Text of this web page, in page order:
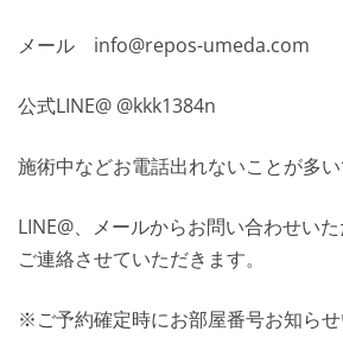
メール info@repos-umeda.com
公式LINE@ @kkk1384n
施術中などお電話出れないことが多
LINE@、メールからお問い合わせい
ご連絡させていただきます。
※ご予約確定時にお部屋番号お知ら